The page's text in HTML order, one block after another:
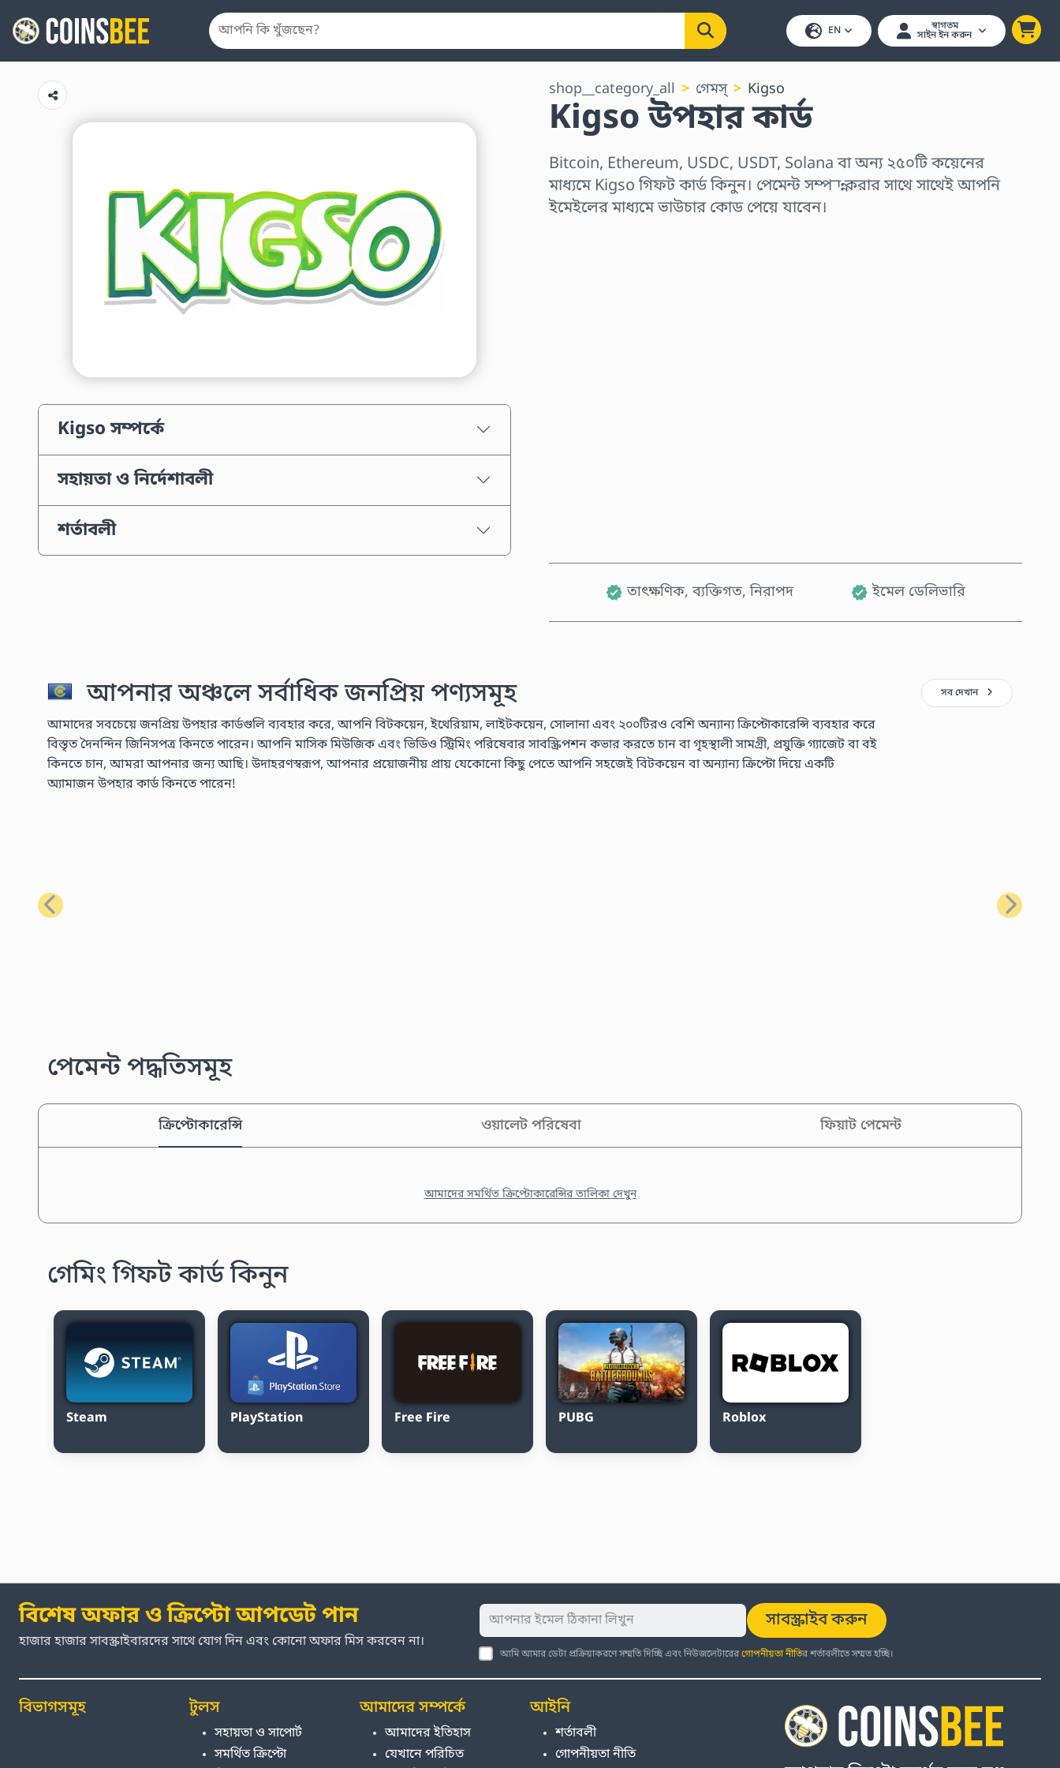
EN স্বাগতম
সাইন ইন করুন
Kigso সম্পর্কে
সহায়তা ও নির্দেশাবলী
শর্তাবলী
shop__category_all গেমস্ Kigso
Kigso উপহার কার্ড
Bitcoin, Ethereum, USDC, USDT, Solana বা অন্য ২৫০টি কয়েনের
মাধ্যমে Kigso গিফট কার্ড কিনুন। পেমেন্ট সম্পন্ন করার সাথে সাথেই আপনি
ইমেইলের মাধ্যমে ভাউচার কোড পেয়ে যাবেন।
তাৎক্ষণিক, ব্যক্তিগত, নিরাপদ ইমেল ডেলিভারি
আপনার অঞ্চলে সর্বাধিক জনপ্রিয় পণ্যসমূহ
আমাদের সবচেয়ে জনপ্রিয় উপহার কার্ডগুলি ব্যবহার করে, আপনি বিটকয়েন, ইথেরিয়াম, লাইটকয়েন, সোলানা এবং ২০০টিরও বেশি অন্যান্য ক্রিপ্টোকারেন্সি ব্যবহার করে
বিস্তৃত দৈনন্দিন জিনিসপত্র কিনতে পারেন। আপনি মাসিক মিউজিক এবং ভিডিও স্ট্রিমিং পরিষেবার সাবস্ক্রিপশন কভার করতে চান বা গৃহস্থালী সামগ্রী, প্রযুক্তি গ্যাজেট বা বই
কিনতে চান, আমরা আপনার জন্য আছি। উদাহরণস্বরূপ, আপনার প্রয়োজনীয় প্রায় যেকোনো কিছু পেতে আপনি সহজেই বিটকয়েন বা অন্যান্য ক্রিপ্টো দিয়ে একটি
অ্যামাজন উপহার কার্ড কিনতে পারেন!
সব দেখান
পূর্ববর্তী পরবর্তী
পেমেন্ট পদ্ধতিসমূহ
ক্রিপ্টোকারেন্সি ওয়ালেট পরিষেবা ফিয়াট পেমেন্ট
আমাদের সমর্থিত ক্রিপ্টোকারেন্সির তালিকা দেখুন
গেমিং গিফট কার্ড কিনুন
Steam PlayStation Free Fire PUBG Roblox
বিশেষ অফার ও ক্রিপ্টো আপডেট পান
হাজার হাজার সাবস্ক্রাইবারদের সাথে যোগ দিন এবং কোনো অফার মিস করবেন না।
সাবস্ক্রাইব করুন
আমি আমার ডেটা প্রক্রিয়াকরণে সম্মতি দিচ্ছি এবং নিউজলেটারেরগোপনীয়তা নীতির শর্তাবলীতে সম্মত হচ্ছি।
বিভাগসমূহ টুলস
সহায়তা ও সাপোর্ট
সমর্থিত ক্রিপ্টো
আমাদের সম্পর্কে
আমাদের ইতিহাস
যেখানে পরিচিত
আইনি
শর্তাবলী
গোপনীয়তা নীতি